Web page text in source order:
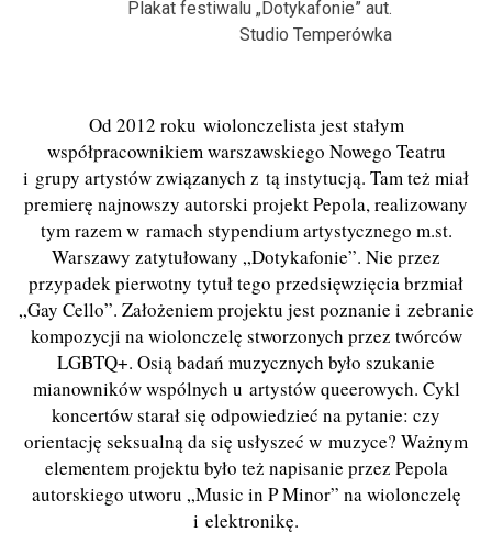
Plakat festiwalu „Dotykafonie” aut.
Studio Temperówka
Od 2012 roku wiolonczelista jest stałym
współpracownikiem warszawskiego Nowego Teatru
i grupy artystów związanych z tą instytucją. Tam też miał
premierę najnowszy autorski projekt Pepola, realizowany
tym razem w ramach stypendium artystycznego m.st.
Warszawy zatytułowany „Dotykafonie”. Nie przez
przypadek pierwotny tytuł tego przedsięwzięcia brzmiał
„Gay Cello”. Założeniem projektu jest poznanie i zebranie
kompozycji na wiolonczelę stworzonych przez twórców
LGBTQ+. Osią badań muzycznych było szukanie
mianowników wspólnych u artystów queerowych. Cykl
koncertów starał się odpowiedzieć na pytanie: czy
orientację seksualną da się usłyszeć w muzyce? Ważnym
elementem projektu było też napisanie przez Pepola
autorskiego utworu „Music in P Minor” na wiolonczelę
i elektronikę.